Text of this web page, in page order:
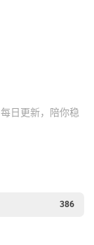
日更新，陪你稳
386